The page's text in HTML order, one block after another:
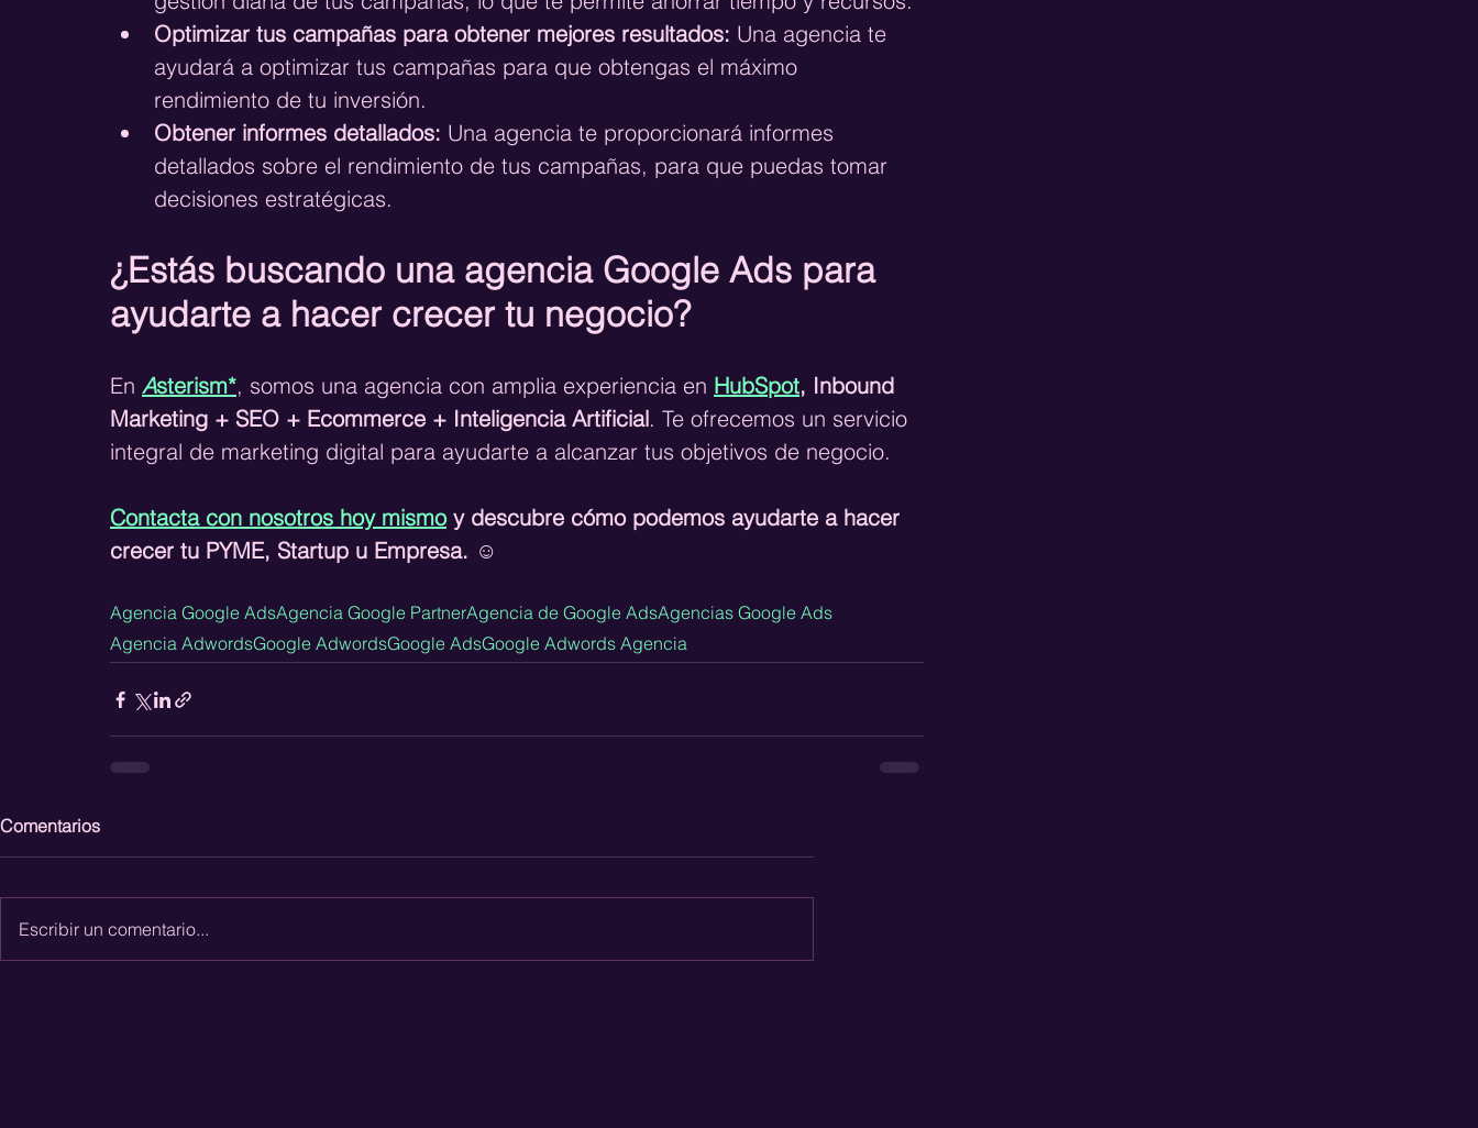
Optimizar tus campañas para obtener mejores resultados: Una agencia te
ayudará a optimizar tus campañas para que obtengas el máximo
rendimiento de tu inversión.
Obtener informes detallados: Una agencia te proporcionará informes
detallados sobre el rendimiento de tus campañas, para que puedas tomar
decisiones estratégicas.
¿Estás buscando una agencia Google Ads para
ayudarte a hacer crecer tu negocio?
En Asterism*, somos una agencia con amplia experiencia en HubSpot, Inbound
Marketing + SEO + Ecommerce + Inteligencia Artificial. Te ofrecemos un servicio
integral de marketing digital para ayudarte a alcanzar tus objetivos de negocio.
Contacta con nosotros hoy mismo y descubre cómo podemos ayudarte a hacer
crecer tu PYME, Startup u Empresa. ☺️
Agencia Google AdsAgencia Google PartnerAgencia de Google AdsAgencias Google Ads
Agencia AdwordsGoogle AdwordsGoogle AdsGoogle Adwords Agencia
Comentarios
Escribir un comentario...